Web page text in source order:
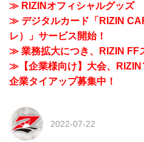
≫ RIZINオフィシャルグッズ
≫ デジタルカード「RIZIN
レ）」サービス開始！
≫ 業務拡大につき、RIZIN FF
≫【企業様向け】大会、RIZIN
企業タイアップ募集中！
2022-07-22